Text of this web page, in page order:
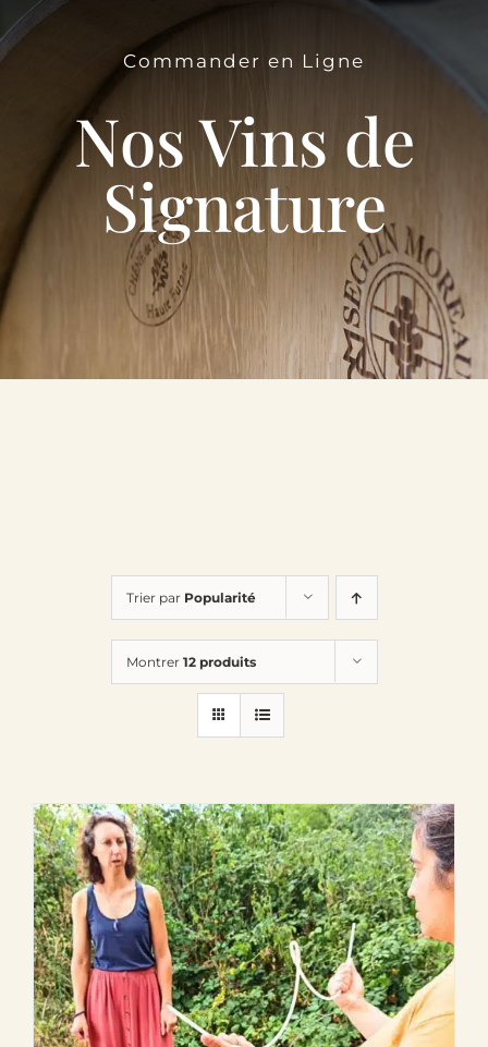
Le Domaine
Œnotourisme
Acheter en ligne
Actualités
Contactez-nous
Commander en Ligne
Nos Vins de
Signature
Trier par Popularité
Montrer 12 produits